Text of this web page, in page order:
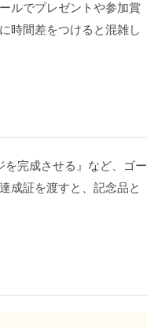
ルでプレゼントや参加賞
時間差をつけると混雑し
を完成させる』など、ゴー
成証を渡すと、記念品と